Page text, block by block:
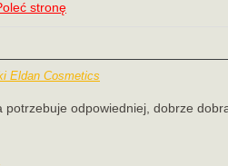
stronę
Eldan Cosmetics
potrzebuje odpowiedniej, dobrze